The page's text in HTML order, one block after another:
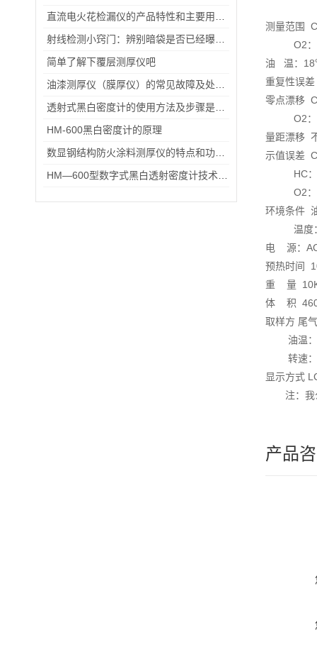
简单了解下覆层测厚仪吧
HM-600黑白密度计的原理
测量范围
O2：0
油 温：
重复性误
零点漂移
O2：
量距漂移
示值误差
HC：
O2：
环境条件
温度：
电 源：
预热时间
重 量
体 积 460
取样方 尾
油温：
转速：把
显示方式
注：
产品